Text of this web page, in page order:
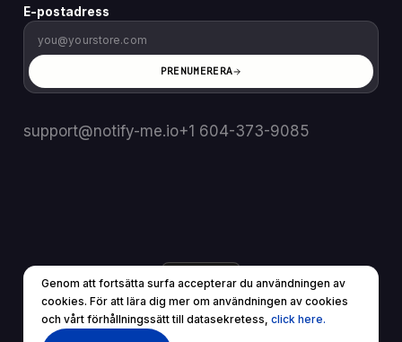
Genom att fortsätta surfa accepterar du användningen av
cookies. För att lära dig mer om användningen av cookies
och vårt förhållningssätt till datasekretess, click here.
E-postadress
PRENUMERERA
support@notify-me.io+1 604-373-9085
© 2025 Alla rättigheter reserverade.
AnvändarvillkorSekretesspolicy